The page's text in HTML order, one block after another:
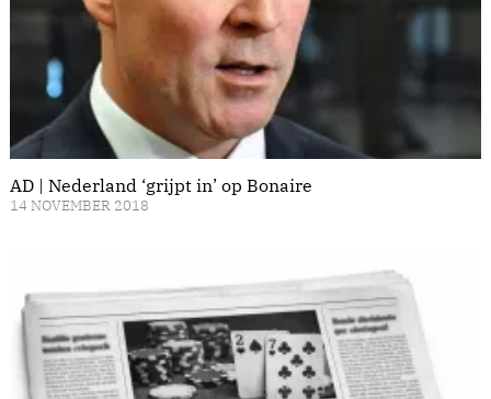
AD | Nederland ‘grijpt in’ op Bonaire
14 NOVEMBER 2018